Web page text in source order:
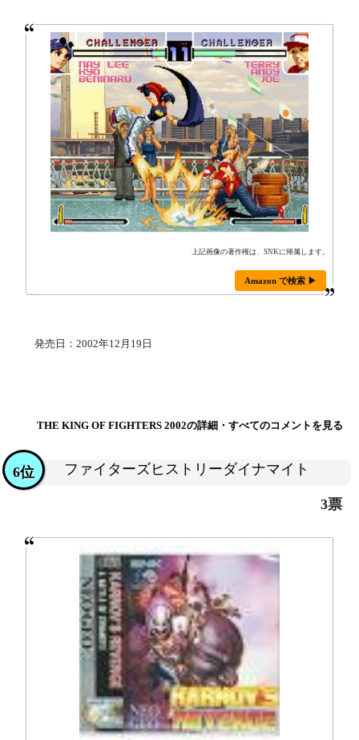
上記画像の著作権は、SNKに帰属します。
Amazon で検索 ▶
発売日：2002年12月19日
THE KING OF FIGHTERS 2002の詳細・すべてのコメントを見る
ファイターズヒストリーダイナマイト
6位
3票